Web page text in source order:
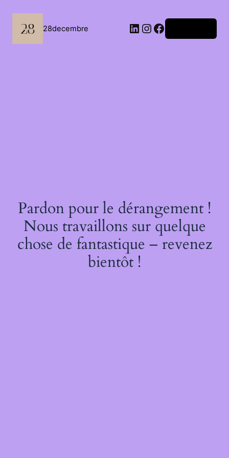
contenu
28decembre LinkedIn
Instagram
Facebook
Pardon pour le dérangement !
Nous travaillons sur quelque
chose de fantastique – revenez
bientôt !